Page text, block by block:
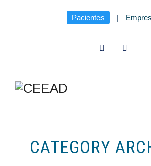
Pacientes |
CATEGORY